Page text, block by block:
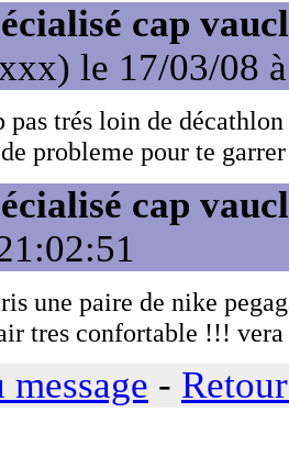
cap
le 17/03/08
pas trés loin de
probleme pour te
cap
une paire de nike
tres confortable !!! vera
-